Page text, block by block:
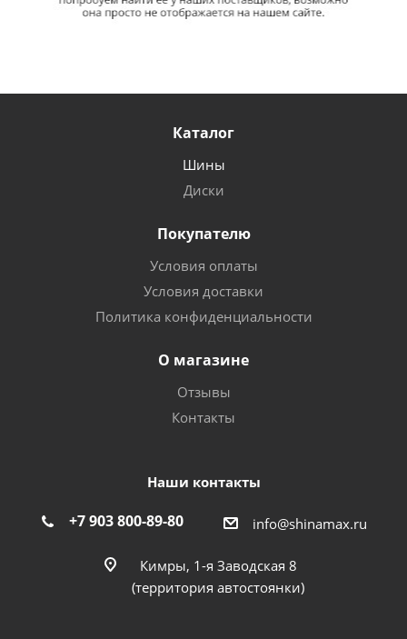
Каталог
Шины
Диски
Покупателю
Условия оплаты
Условия доставки
Политика конфиденциальности
О магазине
Отзывы
Контакты
Наши контакты
+7 903 800-89-80 info@shinamax.ru
Кимры, 1-я Заводская 8
(территория автостоянки)